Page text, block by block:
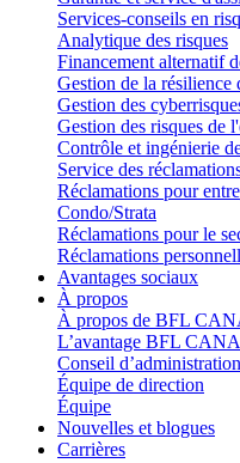
Services-conseils en
Analytique des risques
Financement alternatif
Gestion de la résilience
Gestion des
Gestion des risques de
Contrôle et ingénierie
Service des
Réclamations pour
Condo/Strata
Réclamations pour le
Réclamations
Avantages sociaux
À propos
À propos de BFL
L’avantage BFL
Conseil d’administration
Équipe de direction
Équipe
Nouvelles et blogues
Carrières